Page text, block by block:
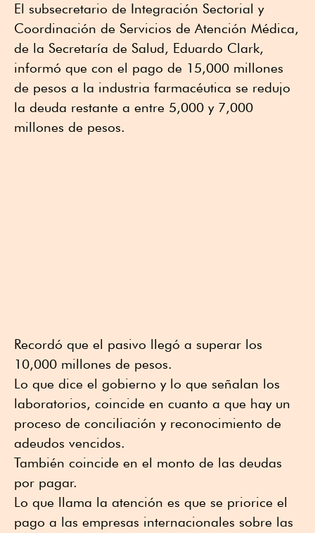
El subsecretario de Integración Sectorial y
Coordinación de Servicios de Atención Médica,
de la Secretaría de Salud, Eduardo Clark,
informó que con el pago de 15,000 millones
de pesos a la industria farmacéutica se redujo
la deuda restante a entre 5,000 y 7,000
millones de pesos.
Recordó que el pasivo llegó a superar los
10,000 millones de pesos.
Lo que dice el gobierno y lo que señalan los
laboratorios, coincide en cuanto a que hay un
proceso de conciliación y reconocimiento de
adeudos vencidos.
También coincide en el monto de las deudas
por pagar.
Lo que llama la atención es que se priorice el
pago a las empresas internacionales sobre las